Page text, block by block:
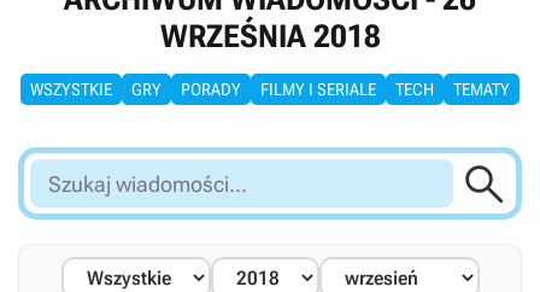
WRZEŚNIA 2018
WSZYSTKIE GRY PORADY FILMY I SERIALE TECH TEMATY
Szukaj
wiadomości...
